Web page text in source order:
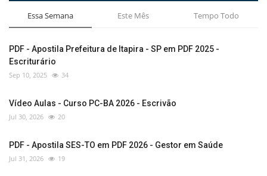
Essa Semana Este Mês Tempo Todo
PDF - Apostila Prefeitura de Itapira - SP em PDF 2025 -
Escriturário
Sep 10, 2025 34
Vídeo Aulas - Curso PC-BA 2026 - Escrivão
Jul 30, 2026 20
PDF - Apostila SES-TO em PDF 2026 - Gestor em Saúde
Jul 31, 2026 19